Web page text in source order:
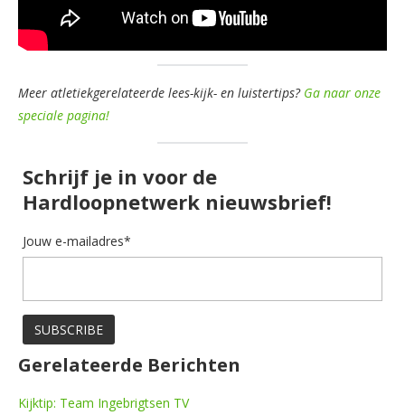
Meer atletiekgerelateerde lees-kijk- en luistertips? Ga naar onze
speciale pagina!
Schrijf je in voor de
Hardloopnetwerk nieuwsbrief!
Jouw e-mailadres*
Gerelateerde Berichten
Kijktip: Team Ingebrigtsen TV